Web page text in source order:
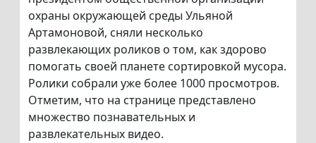
охраны окружающей среды Ульяной
Артамоновой, сняли несколько
развлекающих роликов о том, как здорово
помогать своей планете сортировкой мусора.
Ролики собрали уже более 1000 просмотров.
Отметим, что на странице представлено
множество познавательных и
развлекательных видео.